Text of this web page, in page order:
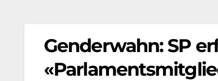
Genderwahn: SP